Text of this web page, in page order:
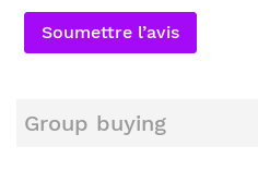
Soumettre l’avis
Group buying